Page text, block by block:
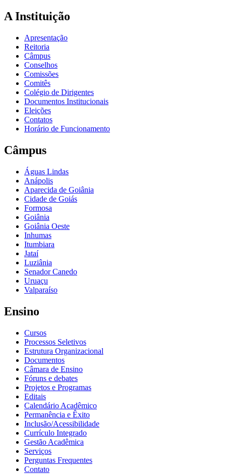
A Instituição
Apresentação
Reitoria
Câmpus
Conselhos
Comissões
Comitês
Colégio de Dirigentes
Documentos Institucionais
Eleições
Contatos
Horário de Funcionamento
Câmpus
Águas Lindas
Anápolis
Aparecida de Goiânia
Cidade de Goiás
Formosa
Goiânia
Goiânia Oeste
Inhumas
Itumbiara
Jataí
Luziânia
Senador Canedo
Uruaçu
Valparaíso
Ensino
Cursos
Processos Seletivos
Estrutura Organizacional
Documentos
Câmara de Ensino
Fóruns e debates
Projetos e Programas
Editais
Calendário Acadêmico
Permanência e Êxito
Inclusão/Acessibilidade
Currículo Integrado
Gestão Acadêmica
Serviços
Perguntas Frequentes
Contato